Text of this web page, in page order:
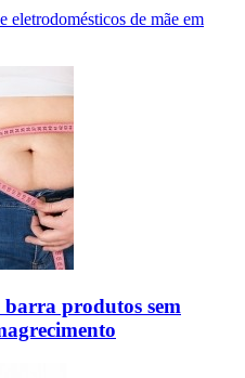
eletrodomésticos de mãe em
produtos sem